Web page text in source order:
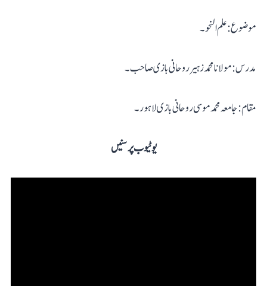
موضوع: علم النحو۔
مدرس: مولانا محمد زہیر روحانی بازی صاحب۔
مقام: جامعہ محمد موسی روحانی بازی لاہور۔
یوٹیوب پر سنیں